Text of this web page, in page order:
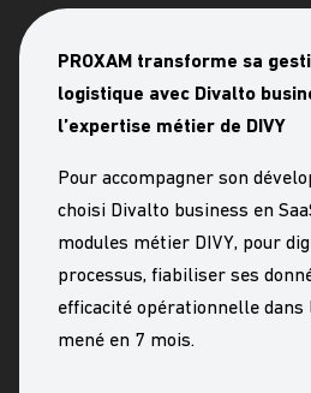
PROXAM transforme sa
logistique avec Divalto
l’expertise métier de DIVY
Pour accompagner son
choisi Divalto business en
modules métier DIVY, pour
processus, fiabiliser ses
efficacité opérationnelle dans
mené en 7 mois.